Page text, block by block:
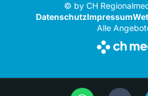
© by CH
DatenschutzImpressum
Alle